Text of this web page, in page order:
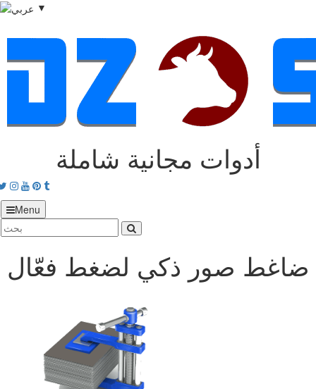
▼
أدوات مجانية شاملة
Twitter
Instagram
Youtube
Pinterest
tumblr
Menu
ضاغط صور ذكي لضغط فعّال